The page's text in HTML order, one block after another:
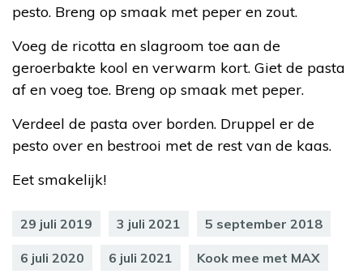
pesto. Breng op smaak met peper en zout.
Voeg de ricotta en slagroom toe aan de
geroerbakte kool en verwarm kort. Giet de pasta
af en voeg toe. Breng op smaak met peper.
Verdeel de pasta over borden. Druppel er de
pesto over en bestrooi met de rest van de kaas.
Eet smakelijk!
29 juli 2019 3 juli 2021 5 september 2018
6 juli 2020 6 juli 2021 Kook mee met MAX